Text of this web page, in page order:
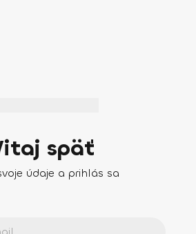
späť
údaje a prihlás sa